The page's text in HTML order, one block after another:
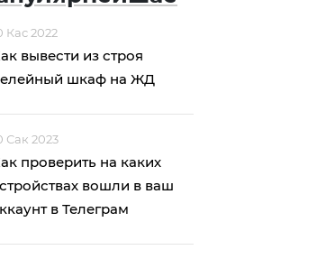
Кас 2022
вывести из строя
шкаф на ЖД
Сак 2023
проверить на каких
вошли в ваш
в Телеграм